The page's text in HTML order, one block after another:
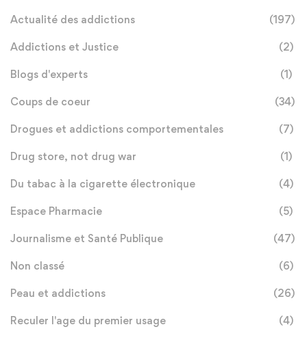
Actualité des addictions (197)
Addictions et Justice (2)
Blogs d'experts (1)
Coups de coeur (34)
Drogues et addictions comportementales (7)
Drug store, not drug war (1)
Du tabac à la cigarette électronique (4)
Espace Pharmacie (5)
Journalisme et Santé Publique (47)
Non classé (6)
Peau et addictions (26)
Reculer l'age du premier usage (4)